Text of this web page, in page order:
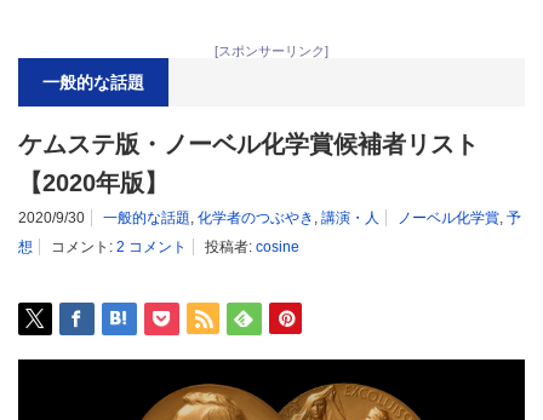
[スポンサーリンク]
一般的な話題
ケムステ版・ノーベル化学賞候補者リスト
【2020年版】
2020/9/30 一般的な話題, 化学者のつぶやき , 講演・人 ノーベル化学賞, 予
想
コメント: 2 コメント 投稿者: cosine